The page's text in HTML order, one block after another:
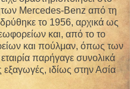
Mercedes-Benz από τη
το 1956, αρχικά ως
και, από το το
και πούλμαν, όπως των
παρήγαγε συνολικά
εξαγωγές, ιδίως στην Ασία